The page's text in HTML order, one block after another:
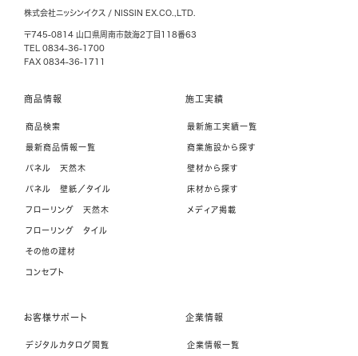
株式会社ニッシンイクス / NISSIN EX.CO.,LTD.
〒745-0814 山口県周南市鼓海2丁目118番63
TEL 0834-36-1700
FAX 0834-36-1711
商品情報
商品検索
最新商品情報一覧
パネル 天然木
パネル 壁紙／タイル
フローリング 天然木
フローリング タイル
その他の建材
コンセプト
施工実績
最新施工実績一覧
商業施設から探す
壁材から探す
床材から探す
メディア掲載
お客様サポート
デジタルカタログ閲覧
企業情報
企業情報一覧